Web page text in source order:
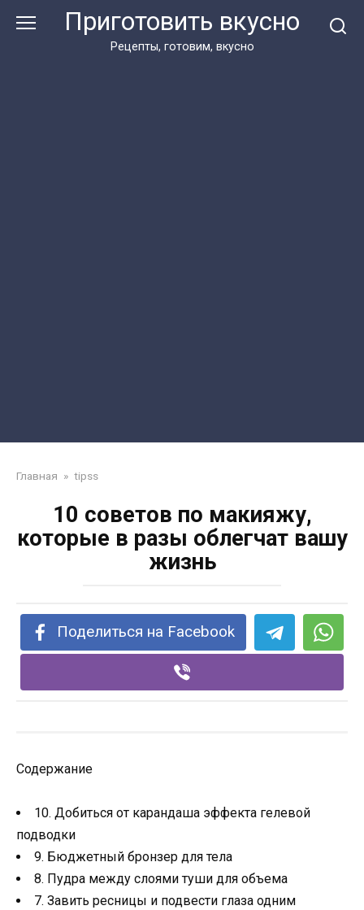
Приготовить вкусно
Рецепты, готовим, вкусно
Главная » tipss
10 советов по макияжу,
которые в разы облегчат вашу
жизнь
Поделиться на Facebook
Содержание
10. Добиться от карандаша эффекта гелевой
подводки
9. Бюджетный бронзер для тела
8. Пудра между слоями туши для объема
7. Завить ресницы и подвести глаза одним